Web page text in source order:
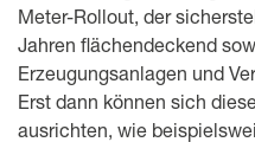
Meter-Rollout, der
Jahren flächendeckend
Erzeugungsanlagen und
Erst dann können sich
ausrichten, wie